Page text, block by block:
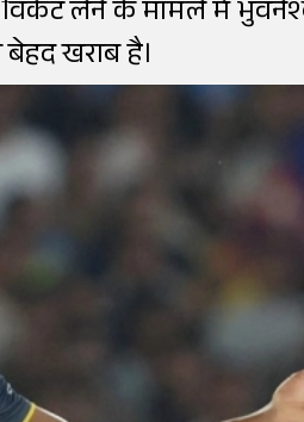
विकेट लेने के मामले में
बेहद खराब है।